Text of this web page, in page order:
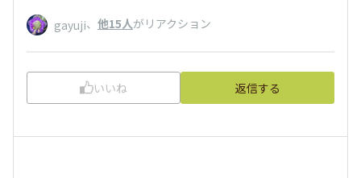
gayuji、 他15人がリアクション
いいね 返信する